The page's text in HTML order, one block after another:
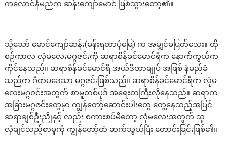
ကလောင်နံမည်က ဆန်းကျော်မောင် ဖြစ်သွားတော့၏။
သို့သော် မောင်ကျော်ဆန်း(မန်းရတာပုံမြေ) က အမျှင်မပြတ်သေး။ ထို
စဉ်ကာလ လုံမလေးမဂ္ဂဇင်းကို ဆရာစိန်ခင်မောင်ရီက နောက်ကွယ်က
ကိုင်နေသည်။ ဆရာစိန်ခင်မောင်ရီ အယ်ဒီတာချုပ် အဖြစ် နံမည်ခံ
သည်က ဂီတပဒေသာ မဂ္ဂဇင်းဖြစ်သည်။ ဆရာစိန်ခင်မောင်ရီက လုံမ
လေးမဂ္ဂဇင်းအတွက် စာမူတစ်ပုဒ် အရေးတကြီးလိုနေသည်။ ဆရာက
အခြားမဂ္ဂဇင်းတွေမှာ ကျွန်တော့်ဆောင်းပါးတွေ တွေ့နေသည့်အပြင်
ဆရာချစ်ဦးညိုနှင့် လည်း စကားစပ်မိတော့ လုံမလေးအတွက် သူ
လိုချင်သည့်စာမူကို ကျွန်တော့်ထံ ဆက်သွယ်ပြီး တောင်းခြင်းဖြစ်၏။